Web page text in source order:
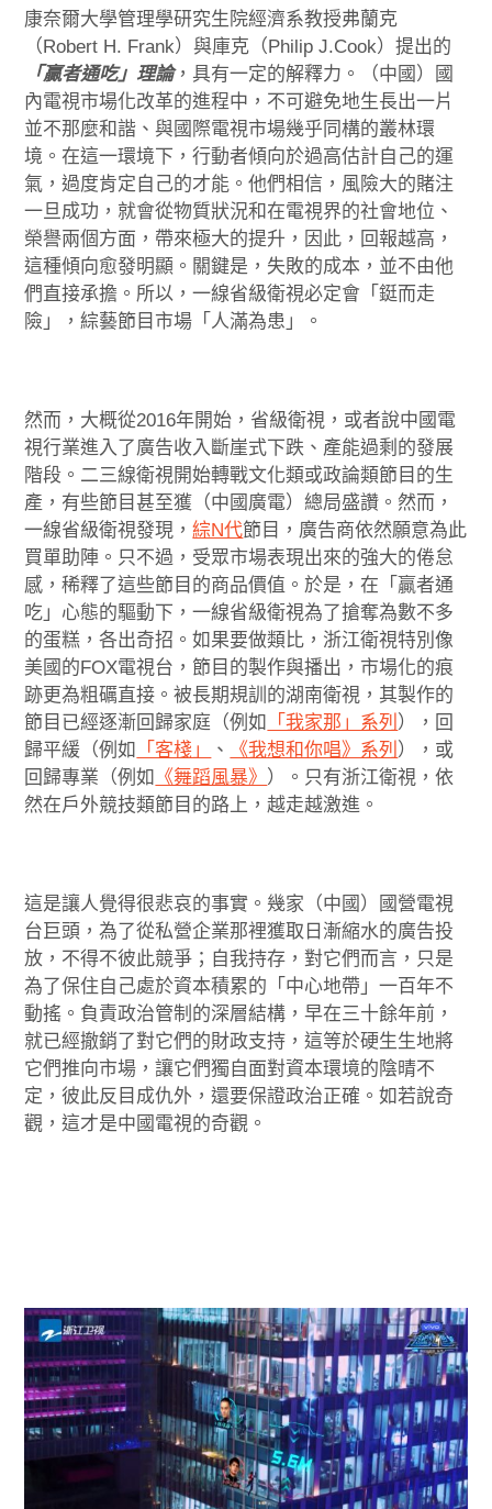
康奈爾大學管理學研究生院經濟系教授弗蘭克
（Robert H. Frank）與庫克（Philip J.Cook）提出的
「贏者通吃」理論，具有一定的解釋力。（中國）國
內電視市場化改革的進程中，不可避免地生長出一片
並不那麼和諧、與國際電視市場幾乎同構的叢林環
境。在這一環境下，行動者傾向於過高估計自己的運
氣，過度肯定自己的才能。他們相信，風險大的賭注
一旦成功，就會從物質狀況和在電視界的社會地位、
榮譽兩個方面，帶來極大的提升，因此，回報越高，
這種傾向愈發明顯。關鍵是，失敗的成本，並不由他
們直接承擔。所以，一線省級衛視必定會「鋌而走
險」，綜藝節目市場「人滿為患」。
然而，大概從2016年開始，省級衛視，或者說中國電
視行業進入了廣告收入斷崖式下跌、產能過剩的發展
階段。二三線衛視開始轉戰文化類或政論類節目的生
產，有些節目甚至獲（中國廣電）總局盛讚。然而，
一線省級衛視發現，綜N代節目，廣告商依然願意為此
買單助陣。只不過，受眾市場表現出來的強大的倦怠
感，稀釋了這些節目的商品價值。於是，在「贏者通
吃」心態的驅動下，一線省級衛視為了搶奪為數不多
的蛋糕，各出奇招。如果要做類比，浙江衛視特別像
美國的FOX電視台，節目的製作與播出，市場化的痕
跡更為粗礪直接。被長期規訓的湖南衛視，其製作的
節目已經逐漸回歸家庭（例如
「我家那」系列 ），回
歸平緩（例如
「客棧」 、 《我想和你唱》系列 ），或
回歸專業（例如
《舞蹈風暴》 ）。只有浙江衛視，依
然在戶外競技類節目的路上，越走越激進。
這是讓人覺得很悲哀的事實。幾家（中國）國營電視
台巨頭，為了從私營企業那裡獲取日漸縮水的廣告投
放，不得不彼此競爭；自我持存，對它們而言，只是
為了保住自己處於資本積累的「中心地帶」一百年不
動搖。負責政治管制的深層結構，早在三十餘年前，
就已經撤銷了對它們的財政支持，這等於硬生生地將
它們推向市場，讓它們獨自面對資本環境的陰晴不
定，彼此反目成仇外，還要保證政治正確。如若說奇
觀，這才是中國電視的奇觀。